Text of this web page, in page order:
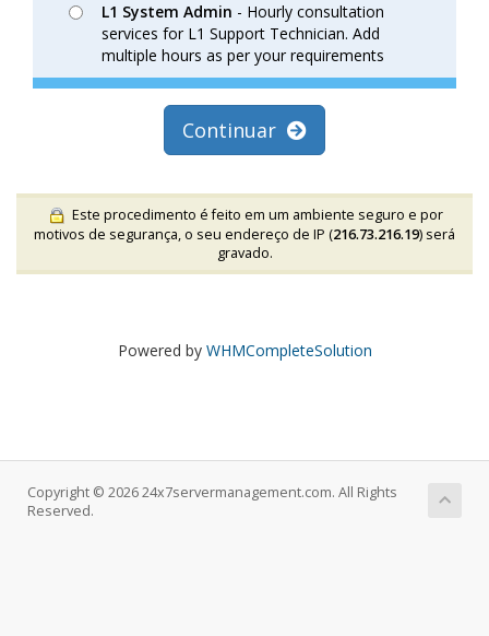
L1 System Admin - Hourly consultation
services for L1 Support Technician. Add
multiple hours as per your requirements
Continuar
Este procedimento é feito em um ambiente seguro e por
motivos de segurança, o seu endereço de IP (216.73.216.19) será
gravado.
Powered by WHMCompleteSolution
Copyright © 2026 24x7servermanagement.com. All Rights
Reserved.